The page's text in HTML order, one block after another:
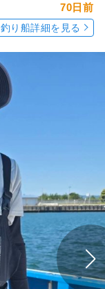
70日前
釣り船詳細を見る